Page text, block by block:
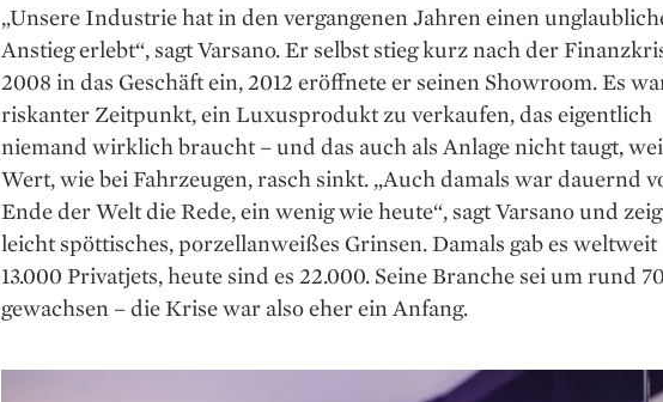
„Unsere Industrie hat in den vergangenen Jahren einen
Anstieg erlebt“, sagt Varsano. Er selbst stieg kurz nach der
2008 in das Geschäft ein, 2012 eröffnete er seinen Showroom. Es
riskanter Zeitpunkt, ein Luxusprodukt zu ver­kaufen, das eigentlich
niemand wirklich braucht – und das auch als Anlage nicht taugt,
Wert, wie bei Fahrzeugen, rasch sinkt. „Auch damals war dauernd
Ende der Welt die Rede, ein wenig wie heute“, sagt Varsano und
leicht spöttisches, porzellan­weißes Grinsen. Damals gab es weltweit
13.000 Privatjets, heute sind es 22.000. Seine Branche sei um rund
gewachsen – die Krise war also eher ein Anfang.